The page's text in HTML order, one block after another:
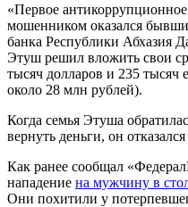
«Первое
мошенником оказался
банка Республики Абхазия
Этуш решил вложить свои
тысяч долларов и 235 тысяч
около 28 млн рублей).
Когда семья Этуша
вернуть деньги, он отказался
Как ранее сообщал
нападение на мужчину в
Они похитили у